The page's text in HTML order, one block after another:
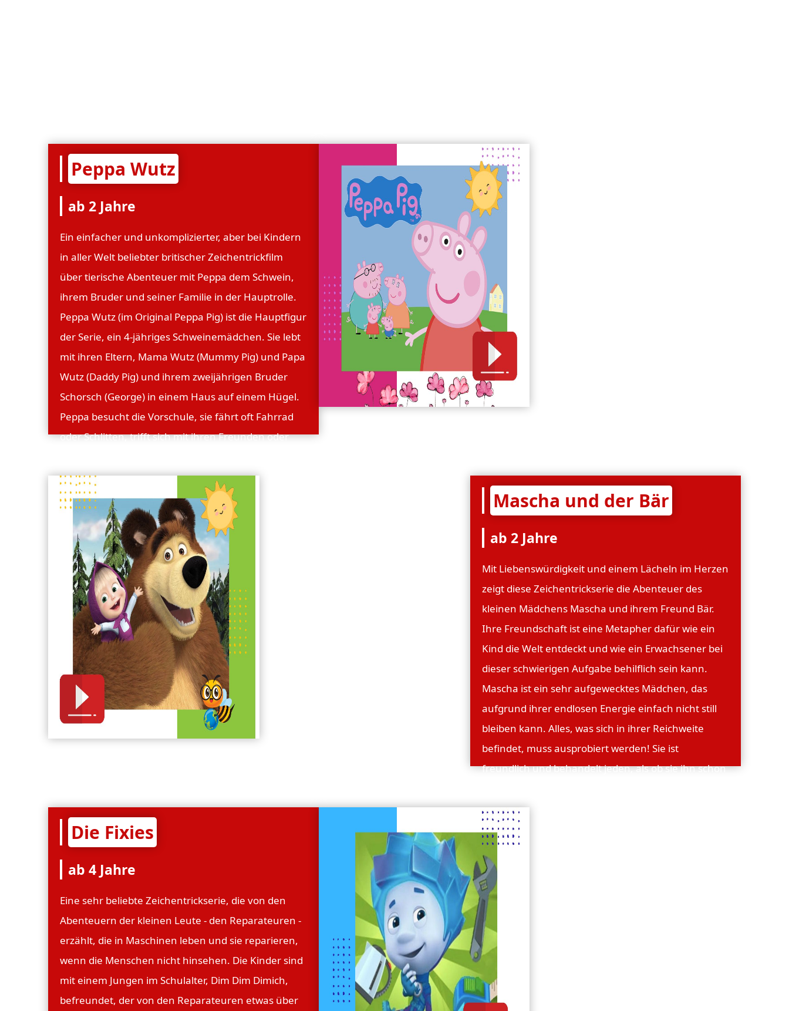
Peppa Wutz
ab 2 Jahre
Ein einfacher und unkomplizierter, aber bei Kindern
in aller Welt beliebter britischer Zeichentrickfilm
über tierische Abenteuer mit Peppa dem Schwein,
ihrem Bruder und seiner Familie in der Hauptrolle.
Peppa Wutz (im Original Peppa Pig) ist die Hauptfigur
der Serie, ein 4-jähriges Schweinemädchen. Sie lebt
mit ihren Eltern, Mama Wutz (Mummy Pig) und Papa
Wutz (Daddy Pig) und ihrem zweijährigen Bruder
Schorsch (George) in einem Haus auf einem Hügel.
Peppa besucht die Vorschule, sie fährt oft Fahrrad
oder Schlitten, trifft sich mit ihren Freunden oder
Opa Wutz und Oma Wutz (Grandpa Pig und
Grandma Pig).
Mascha und der Bär
ab 2 Jahre
Mit Liebenswürdigkeit und einem Lächeln im Herzen
zeigt diese Zeichentrickserie die Abenteuer des
kleinen Mädchens Mascha und ihrem Freund Bär.
Ihre Freundschaft ist eine Metapher dafür wie ein
Kind die Welt entdeckt und wie ein Erwachsener bei
dieser schwierigen Aufgabe behilflich sein kann.
Mascha ist ein sehr aufgewecktes Mädchen, das
aufgrund ihrer endlosen Energie einfach nicht still
bleiben kann. Alles, was sich in ihrer Reichweite
befindet, muss ausprobiert werden! Sie ist
freundlich und behandelt jeden, als ob sie ihn schon
Einfallsreichtum sorgen für spannende Abenteuer,
verursachen aber zugleich auch komische
Situationen.
Die Fixies
ab 4 Jahre
Eine sehr beliebte Zeichentrickserie, die von den
Abenteuern der kleinen Leute - den Reparateuren -
erzählt, die in Maschinen leben und sie reparieren,
wenn die Menschen nicht hinsehen. Die Kinder sind
mit einem Jungen im Schulalter, Dim Dim Dimich,
befreundet, der von den Reparateuren etwas über